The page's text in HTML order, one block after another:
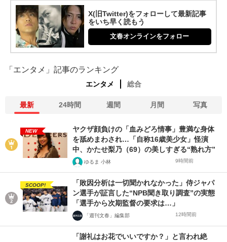
X(旧Twitter)をフォローして最新記事
をいち早く読もう
文春オンラインをフォロー
「エンタメ」記事のランキング
エンタメ 総合
最新 24時間 週間 月間 写真
NEW
ヤクザ顔負けの「血みどろ情事」豊満な身体
を舐めまわされ…「自称16歳美少女」怪演
中、かたせ梨乃（69）の美しすぎる“熟れ方”
ゆるま 小林 9時間前
SCOOP!
「敗因分析は一切聞かれなかった」侍ジャパ
ン選手が証言した“NPB聞き取り調査”の実態
「選手から次期監督の要求は…」
「週刊文春」編集部 12時間前
「謝礼はお花でいいですか？」と言われ絶